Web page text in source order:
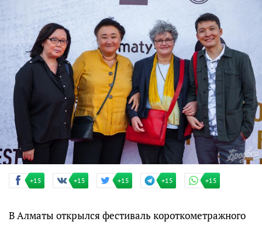
+15 +15 +15 +15 +15
В Алматы открылся фестиваль короткометражного